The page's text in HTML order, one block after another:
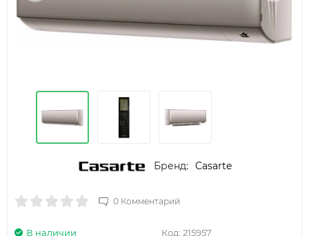
Бренд: Casarte
0 Комментарий
Код: 215957
В наличии